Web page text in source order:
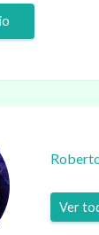
Ver